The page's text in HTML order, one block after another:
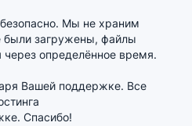
Мы не храним
были загружены, файлы
через определённое время.
Вашей поддержке. Все
Спасибо!